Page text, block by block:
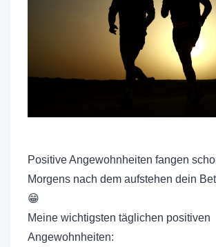
Positive Angewohnheiten fangen
Morgens nach dem aufstehen dein
😁
Meine wichtigsten täglichen positiven
Angewohnheiten: